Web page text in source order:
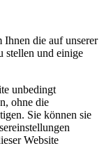
die auf unserer
stellen und einige
unbedingt
ohne die
Sie können sie
Website